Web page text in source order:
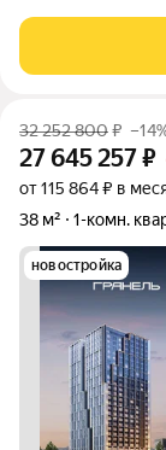
отсутствие
квартира
32 252 800₽
27 645 257₽
от 115 864 ₽ в
38 м²
1-комн.
новостройка